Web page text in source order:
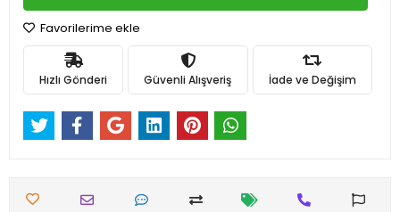
Favorilerime ekle
Hızlı Gönderi Güvenli Alışveriş İade ve Değişim